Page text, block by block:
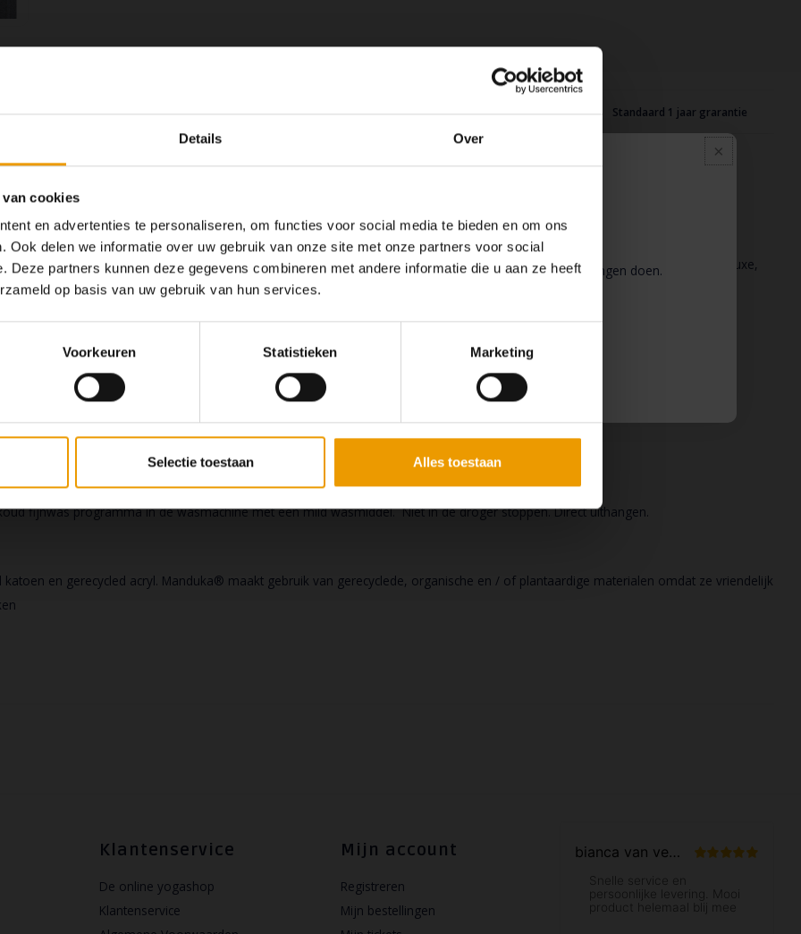
Pauze
Op dit moment houden wij pauze en kunt u geen bestellingen doen.
Details Over
cookies
en advertenties te personaliseren, om functies voor social media te bieden en om ons
Ook delen we informatie over uw gebruik van onze site met onze partners voor social
Deze partners kunnen deze gegevens combineren met andere informatie die u aan ze heeft
op basis van uw gebruik van hun services.
Voorkeuren Statistieken Marketing
Selectie toestaan Alles toestaan
Veilig achteraf betalen 14 dagen bedenktijd Standaard 1 jaar grarantie
en comfort is veelzijdig inzetbaar en biedt behaaglijke warmte. Vouw, rol hem op elke manier die je pose ondersteunt, de luxe,
perfecte metgezel voor elke thuis- of yoga studio practice.
12,5% polyester
fijnwas programma in de wasmachine met een mild wasmiddel. Niet in de droger stoppen. Direct uithangen.
en gerecycled acryl. Manduka® maakt gebruik van gerecyclede, organische en / of plantaardige materialen omdat ze vriendelijk
Klantenservice
De online yogashop
Klantenservice
Mijn account
Registreren
Mijn bestellingen